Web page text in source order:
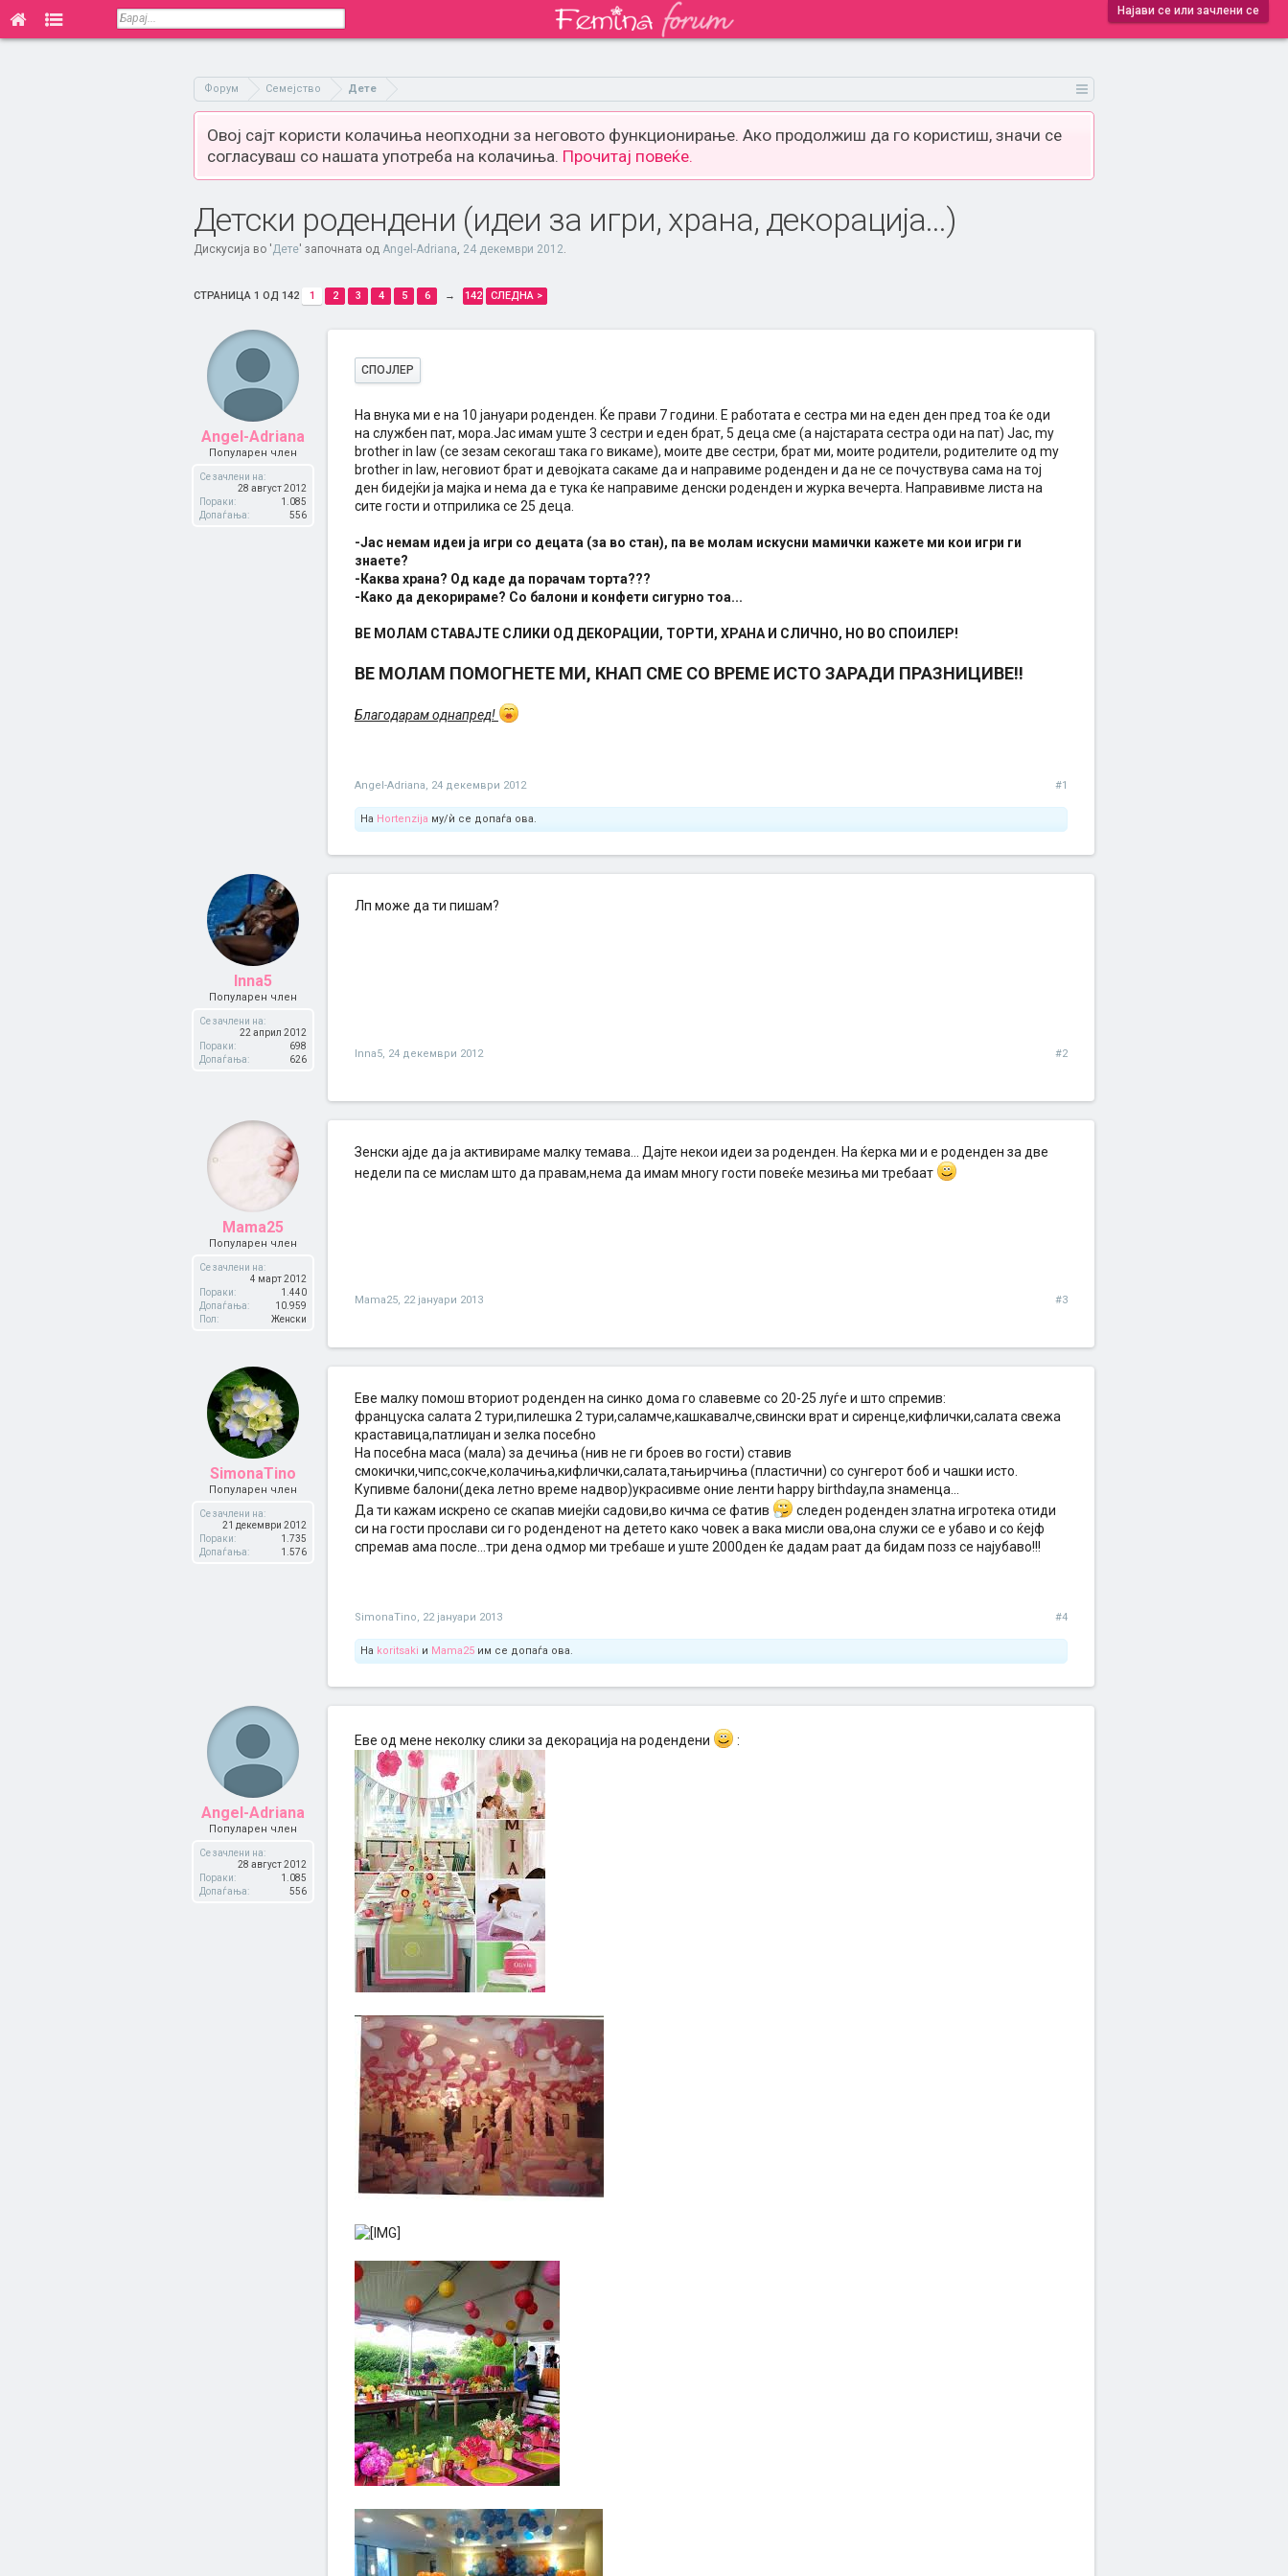
Најави се или зачлени се
Форум Семејство Дете
Овој сајт користи колачиња неопходни за неговото функционирање. Ако продолжиш да го користиш, значи се
согласуваш со нашата употреба на колачиња. Прочитај повеќе.
Детски родендени (идеи за игри, храна, декорација...)
Дискусија во 'Дете' започната од Angel-Adriana, 24 декември 2012.
СТРАНИЦА 1 ОД 142 1 2 3 4 5 6 → 142 СЛЕДНА >
Angel-Adriana
Популарен член
Се зачлени на:
28 август 2012
Пораки:
1.085
Допаѓања:
556
СПОЈЛЕР
На внука ми е на 10 јануари роденден. Ќе прави 7 години. Е работата е сестра ми на еден ден пред тоа ќе оди
на службен пат, мора.Јас имам уште 3 сестри и еден брат, 5 деца сме (а најстарата сестра оди на пат) Јас, my
brother in law (се зезам секогаш така го викаме), моите две сестри, брат ми, моите родители, родителите од my
brother in law, неговиот брат и девојката сакаме да и направиме роденден и да не се почуствува сама на тој
ден бидејќи ја мајка и нема да е тука ќе направиме денски роденден и журка вечерта. Направивме листа на
сите гости и отприлика се 25 деца.
-Јас немам идеи ја игри со децата (за во стан), па ве молам искусни мамички кажете ми кои игри ги
знаете?
-Каква храна? Од каде да порачам торта???
-Како да декорираме? Со балони и конфети сигурно тоа...
ВЕ МОЛАМ СТАВАЈТЕ СЛИКИ ОД ДЕКОРАЦИИ, ТОРТИ, ХРАНА И СЛИЧНО, НО ВО СПОИЛЕР!
ВЕ МОЛАМ ПОМОГНЕТЕ МИ, КНАП СМЕ СО ВРЕМЕ ИСТО ЗАРАДИ ПРАЗНИЦИВЕ!!
Благодарам однапред!
Angel-Adriana, 24 декември 2012 #1
На Hortenzija му/ѝ се допаѓа ова.
Inna5
Популарен член
Се зачлени на:
22 април 2012
Пораки:
698
Допаѓања:
626
Лп може да ти пишам?
Inna5, 24 декември 2012 #2
Mama25
Популарен член
Се зачлени на:
4 март 2012
Пораки:
1.440
Допаѓања:
10.959
Пол:
Женски
Зенски ајде да ја активираме малку темава... Дајте некои идеи за роденден. На ќерка ми и е роденден за две
недели па се мислам што да правам,нема да имам многу гости повеќе мезиња ми требаат
Mama25, 22 јануари 2013 #3
SimonaTino
Популарен член
Се зачлени на:
21 декември 2012
Пораки:
1.735
Допаѓања:
1.576
Eве малку помош вториот роденден на синко дома го славевме со 20-25 луѓе и што спремив:
француска салата 2 тури,пилешка 2 тури,саламче,кашкавалче,свински врат и сиренце,кифлички,салата свежа
краставица,патлиџан и зелка посебно
На посебна маса (мала) за дечиња (нив не ги броев во гости) ставив
смокички,чипс,сокче,колачиња,кифлички,салата,тањирчиња (пластични) со сунгерот боб и чашки исто.
Купивме балони(дека летно време надвор)украсивме оние ленти happy birthday,па знаменца...
Да ти кажам искрено се скапав миејќи садови,во кичма се фатив
следен роденден златна игротека отиди
си на гости прослави си го роденденот на детето како човек а вака мисли ова,она служи се е убаво и со ќејф
спремав ама после...три дена одмор ми требаше и уште 2000ден ќе дадам раат да бидам позз се најубаво!!!
SimonaTino, 22 јануари 2013 #4
На koritsaki и Mama25 им се допаѓа ова.
Angel-Adriana
Популарен член
Се зачлени на:
28 август 2012
Пораки:
1.085
Допаѓања:
556
Еве од мене неколку слики за декорација на родендени :